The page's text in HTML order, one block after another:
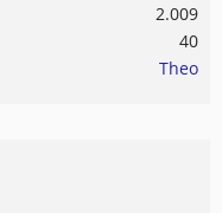
2.009
40
Theo